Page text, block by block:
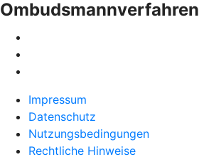
Ombudsmannverfahren
Impressum
Datenschutz
Nutzungsbedingungen
Rechtliche Hinweise